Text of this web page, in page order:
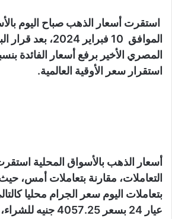
استقرت أسعار الذهب صباح اليوم
الموافق 10 فبراير
استقرار سعر الأوقية العالمية.
أسعار الذهب بالأسواق المحلية
التعاملات، مقارنة بتعاملات أمس،
بتعاملات اليوم سعر الجرام محليا
عيار 24 بسعر 4057.25